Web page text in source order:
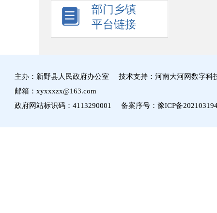
部门乡镇
平台链接
主办：新野县人民政府办公室 技术支持：河南大河网数字科
邮箱：xyxxxzx@163.com
政府网站标识码：4113290001 备案序号： 豫ICP备